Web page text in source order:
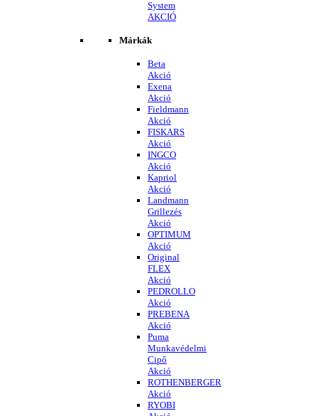
System
AKCIÓ
Márkák
Beta
Akció
Exena
Akció
Fieldmann
Akció
FISKARS
Akció
INGCO
Akció
Kapriol
Akció
Landmann
Grillezés
Akció
OPTIMUM
Akció
Original
FLEX
Akció
PEDROLLO
Akció
PREBENA
Akció
Puma
Munkavédelmi
Cipő
Akció
ROTHENBERGER
Akció
RYOBI